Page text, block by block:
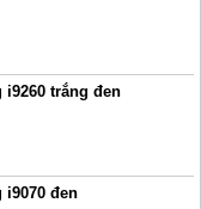
trắng đen
i9070 đen